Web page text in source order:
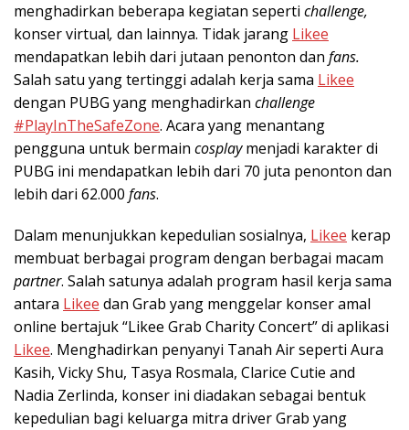
menghadirkan beberapa kegiatan seperti challenge,
konser virtual, dan lainnya. Tidak jarang Likee
mendapatkan lebih dari jutaan penonton dan fans.
Salah satu yang tertinggi adalah kerja sama Likee
dengan PUBG yang menghadirkan challenge
#PlayInTheSafeZone. Acara yang menantang
pengguna untuk bermain cosplaymenjadi karakter di
PUBG ini mendapatkan lebih dari 70 juta penonton dan
lebih dari 62.000 fans.
Dalam menunjukkan kepedulian sosialnya, Likee kerap
membuat berbagai program dengan berbagai macam
partner. Salah satunya adalah program hasil kerja sama
antara Likee dan Grab yang menggelar konser amal
online bertajuk “Likee Grab Charity Concert” di aplikasi
Likee. Menghadirkan penyanyi Tanah Air seperti Aura
Kasih, Vicky Shu, Tasya Rosmala, Clarice Cutie and
Nadia Zerlinda, konser ini diadakan sebagai bentuk
kepedulian bagi keluarga mitra driver Grab yang